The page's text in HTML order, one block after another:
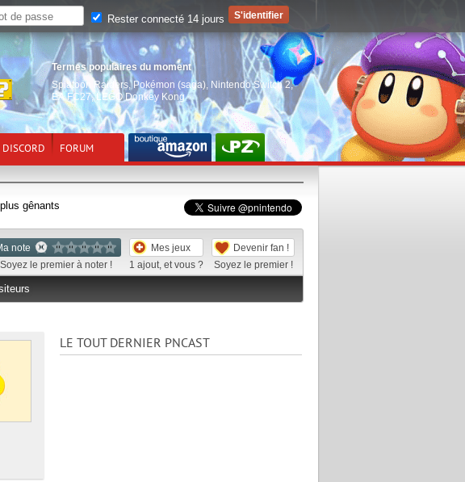
Termes populaires du moment
Splatoon Raiders, Pokémon (saga) Nintendo Switch 2,
EA FC27,LEGO Donkey Kong
DISCORD FORUM
gênants
note
Soyez le premier à noter !
Mes jeux
1 ajout, et vous ?
Devenir fan !
Soyez le premier !
LE TOUT DERNIER PNCAST
Rester connecté 14 jours